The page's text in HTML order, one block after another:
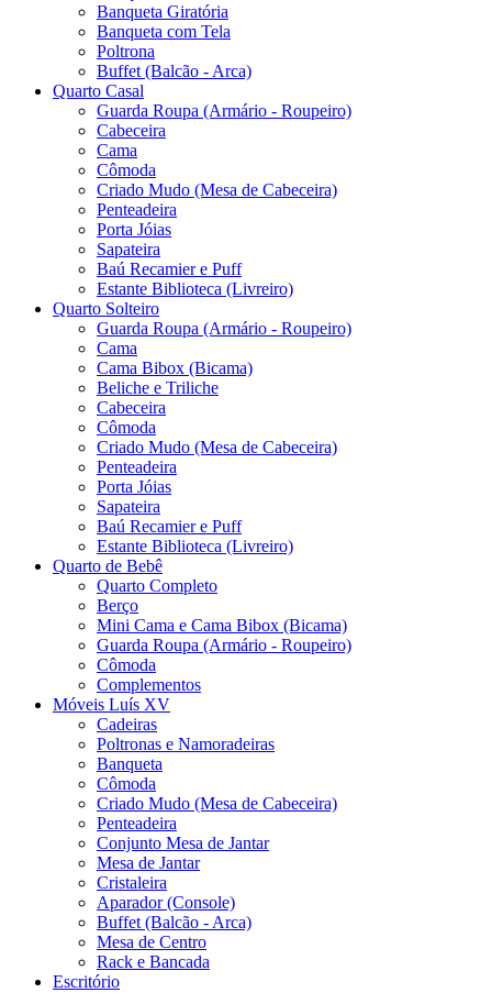
Banqueta Giratória
Banqueta com Tela
Poltrona
Buffet (Balcão - Arca)
Quarto Casal
Guarda Roupa (Armário - Roupeiro)
Cabeceira
Cama
Cômoda
Criado Mudo (Mesa de Cabeceira)
Penteadeira
Porta Jóias
Sapateira
Baú Recamier e Puff
Estante Biblioteca (Livreiro)
Quarto Solteiro
Guarda Roupa (Armário - Roupeiro)
Cama
Cama Bibox (Bicama)
Beliche e Triliche
Cabeceira
Cômoda
Criado Mudo (Mesa de Cabeceira)
Penteadeira
Porta Jóias
Sapateira
Baú Recamier e Puff
Estante Biblioteca (Livreiro)
Quarto de Bebê
Quarto Completo
Berço
Mini Cama e Cama Bibox (Bicama)
Guarda Roupa (Armário - Roupeiro)
Cômoda
Complementos
Móveis Luís XV
Cadeiras
Poltronas e Namoradeiras
Banqueta
Cômoda
Criado Mudo (Mesa de Cabeceira)
Penteadeira
Conjunto Mesa de Jantar
Mesa de Jantar
Cristaleira
Aparador (Console)
Buffet (Balcão - Arca)
Mesa de Centro
Rack e Bancada
Escritório